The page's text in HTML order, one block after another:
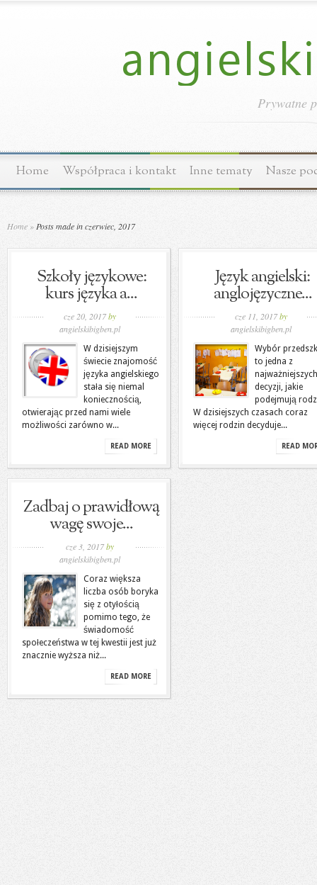
Prywatne
Home Współpraca i kontakt Inne tematy Nasze
Home » Posts made in czerwiec, 2017
Szkoły językowe:
kurs języka a...
cze 20, 2017by
angielskibigben.pl
W dzisiejszym
świecie znajomość
języka angielskiego
stała się niemal
koniecznością,
otwierając przed nami wiele
możliwości zarówno w...
READ MORE
Język angielski:
anglojęzyczne...
cze 11, 2017by
angielskibigben.pl
Wybór
to jedna z
najważniejszych
decyzji, jakie
podejmują
W dzisiejszych czasach coraz
więcej rodzin decyduje...
READ
Zadbaj o prawidłową
wagę swoje...
cze 3, 2017by
angielskibigben.pl
Coraz większa
liczba osób boryka
się z otyłością
pomimo tego, że
świadomość
społeczeństwa w tej kwestii jest już
znacznie wyższa niż...
READ MORE